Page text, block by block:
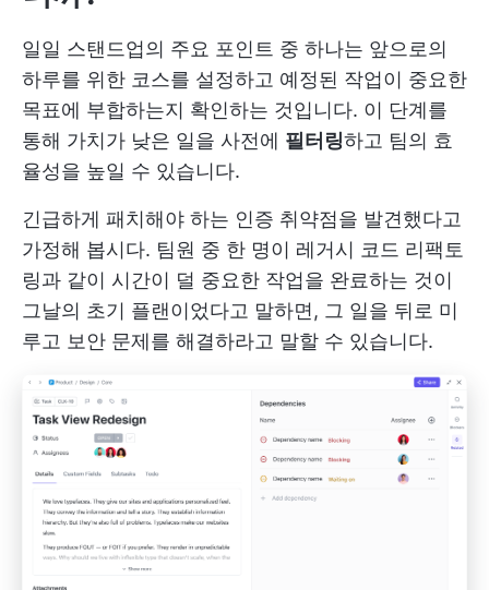
일일 스탠드업의 주요 포인트 중 하나는 앞으로의
하루를 위한 코스를 설정하고 예정된 작업이 중요한
목표에 부합하는지 확인하는 것입니다. 이 단계를
통해 가치가 낮은 일을 사전에 필터링하고 팀의 효
율성을 높일 수 있습니다.
긴급하게 패치해야 하는 인증 취약점을 발견했다고
가정해 봅시다. 팀원 중 한 명이 레거시 코드 리팩토
링과 같이 시간이 덜 중요한 작업을 완료하는 것이
그날의 초기 플랜이었다고 말하면, 그 일을 뒤로 미
루고 보안 문제를 해결하라고 말할 수 있습니다.